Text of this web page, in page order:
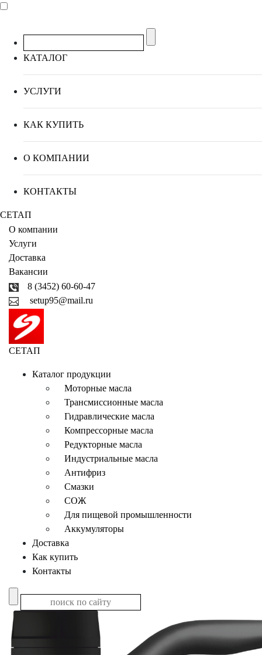
КАТАЛОГ
УСЛУГИ
КАК КУПИТЬ
О КОМПАНИИ
КОНТАКТЫ
СЕТАП
О компании
Услуги
Доставка
Вакансии
8 (3452) 60-60-47
setup95@mail.ru
СЕТАП
Каталог продукции
Моторные масла
Трансмиссионные масла
Гидравлические масла
Компрессорные масла
Редукторные масла
Индустриальные масла
Антифриз
Смазки
СОЖ
Для пищевой промышленности
Аккумуляторы
Доставка
Как купить
Контакты